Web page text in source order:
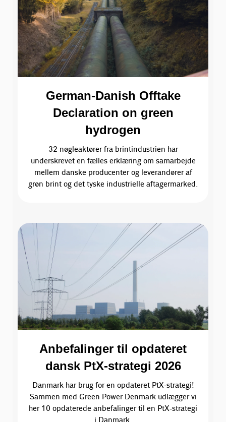
German-Danish Offtake
Declaration on green
hydrogen
32 nøgleaktører fra brintindustrien har
underskrevet en fælles erklæring om samarbejde
mellem danske producenter og leverandører af
grøn brint og det tyske industrielle aftagermarked.
Anbefalinger til opdateret
dansk PtX-strategi 2026
Danmark har brug for en opdateret PtX-strategi!
Sammen med Green Power Denmark udlægger vi
her 10 opdaterede anbefalinger til en PtX-strategi